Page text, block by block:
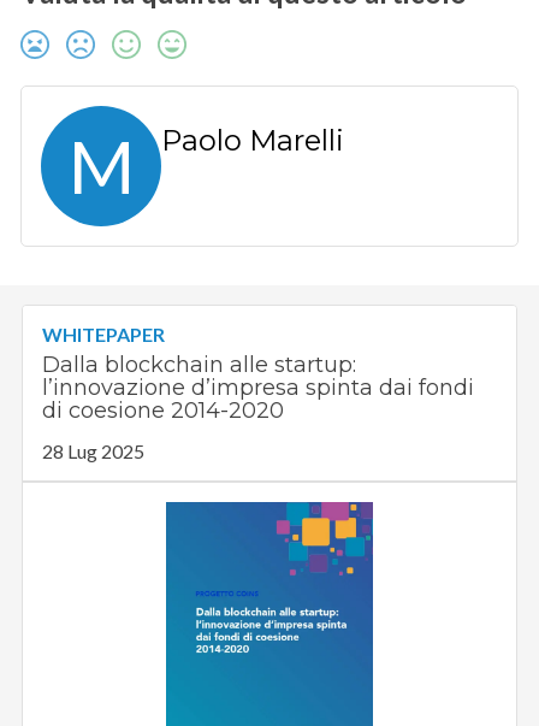
M Paolo Marelli
WHITEPAPER
Dalla blockchain alle startup:
l’innovazione d’impresa spinta dai fondi
di coesione 2014-2020
28 Lug 2025